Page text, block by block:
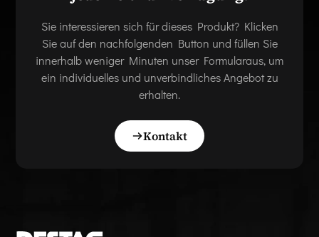
Sie interessieren sich für dieses Produkt? Klicken
Sie auf den nachfolgenden Button und füllen Sie
innerhalb weniger Minuten unser Formularaus, um
ein individuelles und unverbindliches Angebot zu
erhalten.
Kontakt